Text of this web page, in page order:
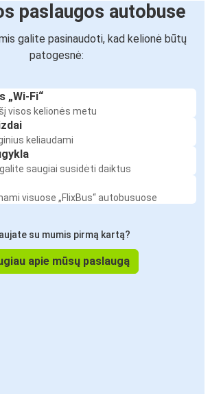
paslaugos autobuse
galite pasinaudoti, kad kelionė būtų
patogesnė:
„Wi-Fi“
visos kelionės metu
keliaudami
saugiai susidėti daiktus
visuose „FlixBus“ autobusuose
su mumis pirmą kartą?
apie mūsų paslaugą